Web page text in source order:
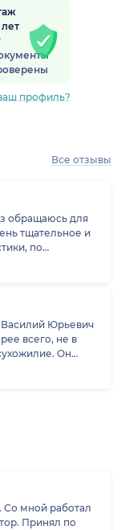
лет
профиль?
Все отзывы
обращаюсь для
тщательное и
по
Василий Юрьевич
всего, не в
Он
обследование и
консультации,
Со мной работал
Принял по